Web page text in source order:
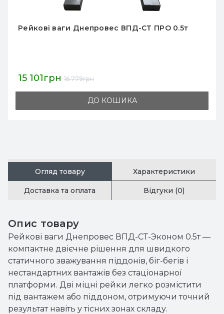
Рейкові ваги Днепровес ВПД-СТ-Економ 0.5т
11 375грн 12 639грн
ДО КОШИКА
Огляд товару Характеристики
Доставка та оплата Відгуки (0)
Опис товару
Рейкові ваги Днепровес ВПД-СТ-Эконом 0.5т —
компактне двієчне рішення для швидкого
статичного зважування піддонів, біг-бегів і
нестандартних вантажів без стаціонарної
платформи. Дві міцні рейки легко розмістити
під вантажем або піддоном, отримуючи точний
результат навіть у тісних зонах складу.